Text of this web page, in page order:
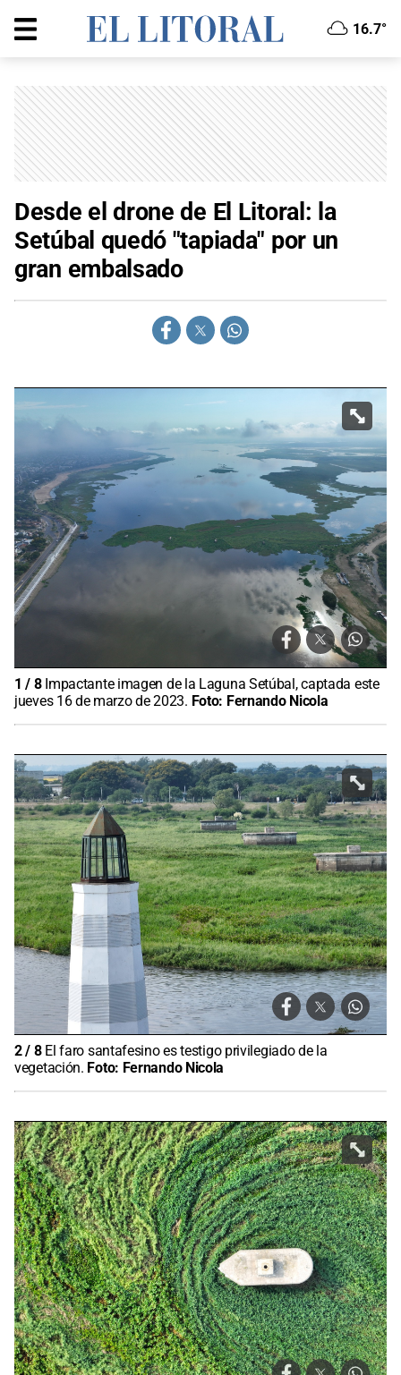
16.7°
Desde el drone de El Litoral: la
Setúbal quedó "tapiada" por un
gran embalsado
1 / 8 Impactante imagen de la Laguna Setúbal, captada este
jueves 16 de marzo de 2023. Foto: Fernando Nicola
2/ 8 El faro santafesino es testigo privilegiado de la
vegetación. Foto: Fernando Nicola